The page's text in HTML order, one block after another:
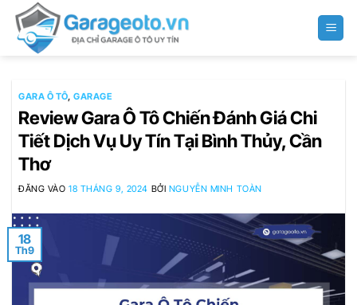
qua
GARA Ô TÔ,GARAGE
Review Gara Ô Tô Chiến Đánh Giá Chi
Tiết Dịch Vụ Uy Tín Tại Bình Thủy, Cần
Thơ
ĐĂNG VÀO18 THÁNG 9, 2024 BỞI NGUYỄN MINH TOÀN
18
Th9